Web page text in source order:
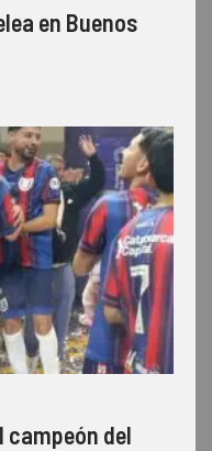
en Buenos
campeón del